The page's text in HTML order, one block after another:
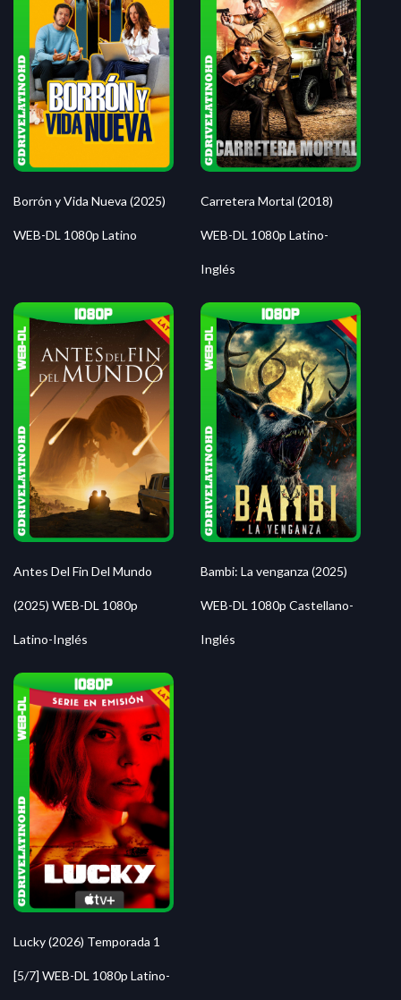
Borrón y Vida Nueva (2025)
WEB-DL 1080p Latino
Carretera Mortal (2018)
WEB-DL 1080p Latino-
Inglés
Antes Del Fin Del Mundo
(2025) WEB-DL 1080p
Latino-Inglés
Bambi: La venganza (2025)
WEB-DL 1080p Castellano-
Inglés
Lucky (2026) Temporada 1
[5/7] WEB-DL 1080p Latino-